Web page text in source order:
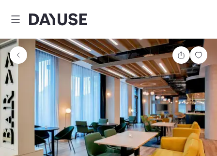
Dayuse
Partager